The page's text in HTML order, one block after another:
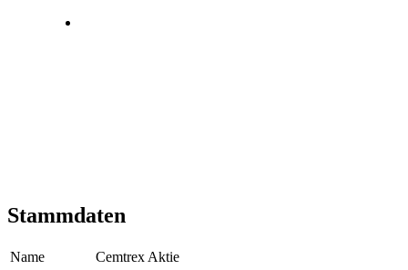
Stammdaten
Name
Cemtrex Aktie